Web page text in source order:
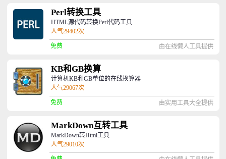
Perl转换工具
HTML源代码转换Perl代码工具
人气29402次
免费 由在线懒人工具提供
KB和GB换算
计算机KB和GB单位的在线换算器
人气29067次
免费 由实用工具大全提供
MarkDown互转工具
MarkDown转Html工具
人气29010次